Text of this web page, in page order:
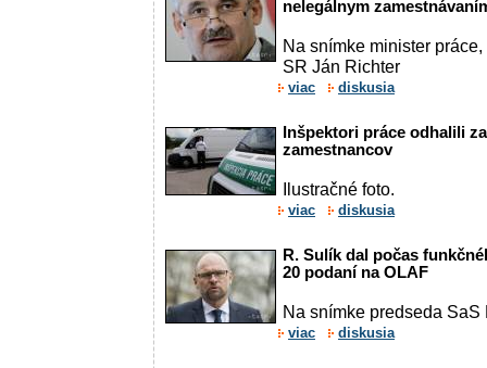
nelegálnym
Na snímke minister
SR Ján Richter
viac diskusia
Inšpektori práce odhalili
zamestnancov
Ilustračné foto.
viac diskusia
R. Sulík dal počas
20 podaní na OLAF
Na snímke predseda SaS
viac diskusia